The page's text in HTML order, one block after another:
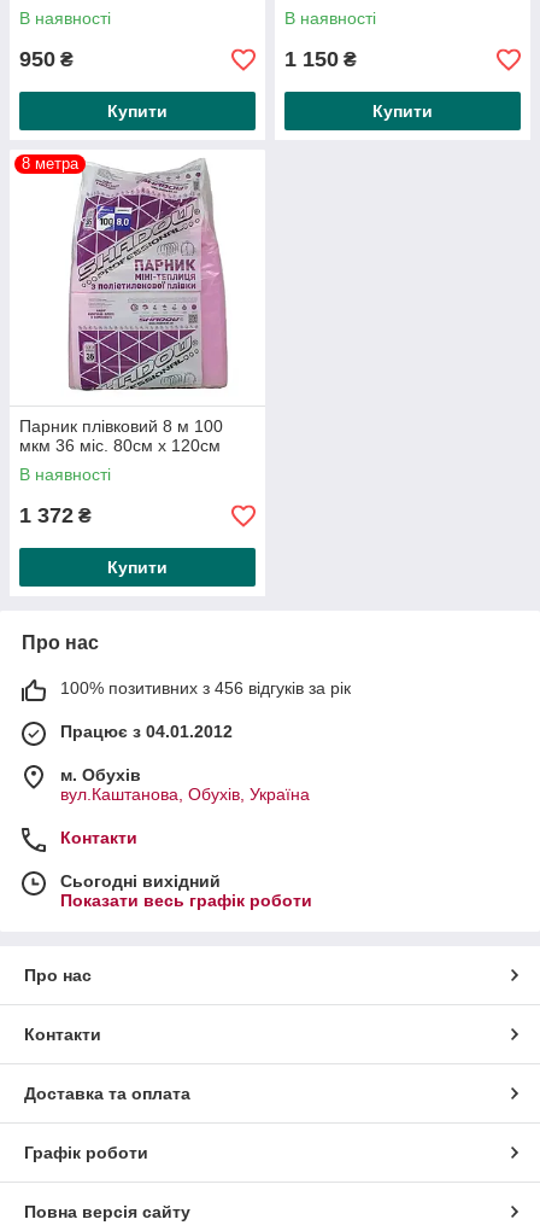
В наявності
950 ₴
Купити
В наявності
1 150 ₴
Купити
8 метра
Парник плівковий 8 м 100
мкм 36 міс. 80см х 120см
В наявності
1 372 ₴
Купити
Про нас
100% позитивних з 456 відгуків за рік
Працює з 04.01.2012
м. Обухів
вул.Каштанова, Обухів, Україна
Контакти
Сьогодні вихідний
Показати весь графік роботи
Про нас
Контакти
Доставка та оплата
Графік роботи
Повна версія сайту